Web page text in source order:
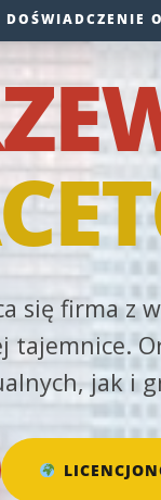
DOŚWIADCZENIE
się firma z
tajemnice.
jak i